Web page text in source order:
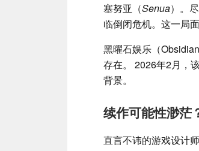
塞努亚（Senua）。
临倒闭危机。这一局
黑曜石娱乐（
存在。 2026年2月，
背景。
续作可能性渺茫
直言不讳的游戏设计